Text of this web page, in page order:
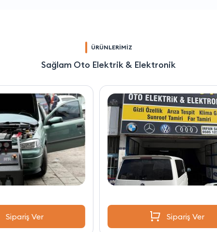
ÜRÜNLERİMİZ
Sağlam Oto Elektrik & Elektronik